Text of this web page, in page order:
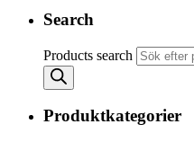
Search
Products search
Produktkategorier